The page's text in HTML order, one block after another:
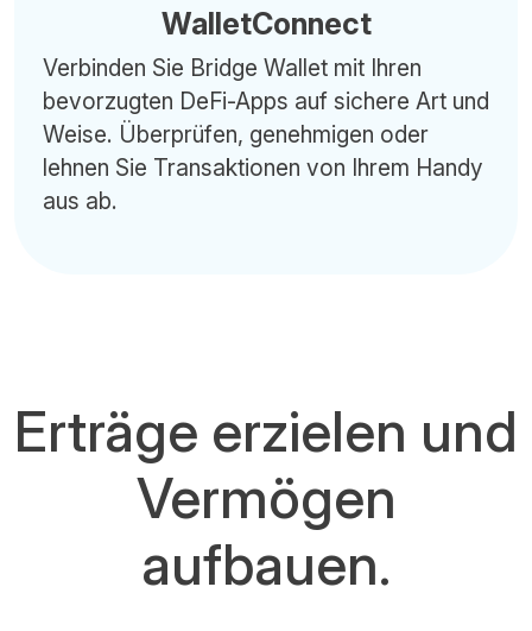
WalletConnect
Verbinden Sie Bridge Wallet mit Ihren
bevorzugten DeFi-Apps auf sichere Art und
Weise. Überprüfen, genehmigen oder
lehnen Sie Transaktionen von Ihrem Handy
aus ab.
Erträge erzielen und
Vermögen
aufbauen.